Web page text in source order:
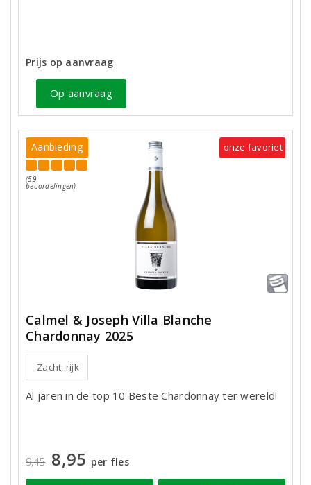
Prijs op aanvraag
Op aanvraag
Aanbieding
(59
beoordelingen)
onze favoriet
Calmel & Joseph Villa Blanche
Chardonnay 2025
Zacht, rijk
Al jaren in de top 10 Beste Chardonnay ter wereld!
9,45 8,95 per fles